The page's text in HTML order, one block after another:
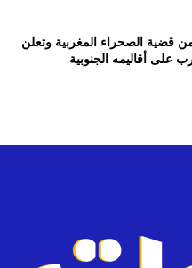
من قضية الصحراء المغربية وتعلن
على أقاليمه الجنوبية